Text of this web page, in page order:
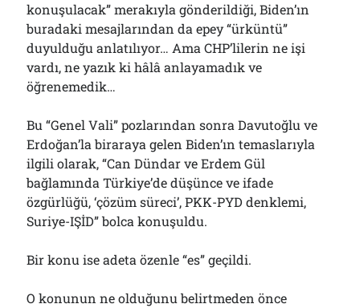
Arşivler
Arşivler
konuşulacak” merakıyla gönderildiği, Biden’ın
buradaki mesajlarından da epey “ürküntü”
duyulduğu anlatılıyor… Ama CHP’lilerin ne işi
vardı, ne yazık ki hâlâ anlayamadık ve
öğrenemedik…
Bu “Genel Vali” pozlarından sonra Davutoğlu ve
Erdoğan’la biraraya gelen Biden’ın temaslarıyla
ilgili olarak, “Can Dündar ve Erdem Gül
bağlamında Türkiye’de düşünce ve ifade
özgürlüğü, ‘çözüm süreci’, PKK-PYD denklemi,
Suriye-IŞİD” bolca konuşuldu.
Bir konu ise adeta özenle “es” geçildi.
O konunun ne olduğunu belirtmeden önce